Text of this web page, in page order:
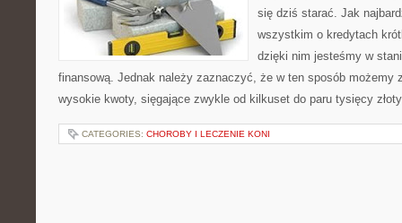
się dziś starać. Jak
wszystkim o kredytach
dzięki nim jesteśmy w
finansową. Jednak należy zaznaczyć, że w ten sposób możemy
wysokie kwoty, sięgające zwykle od kilkuset do paru tysięcy
CATEGORIES: CHOROBY I LECZENIE KONI